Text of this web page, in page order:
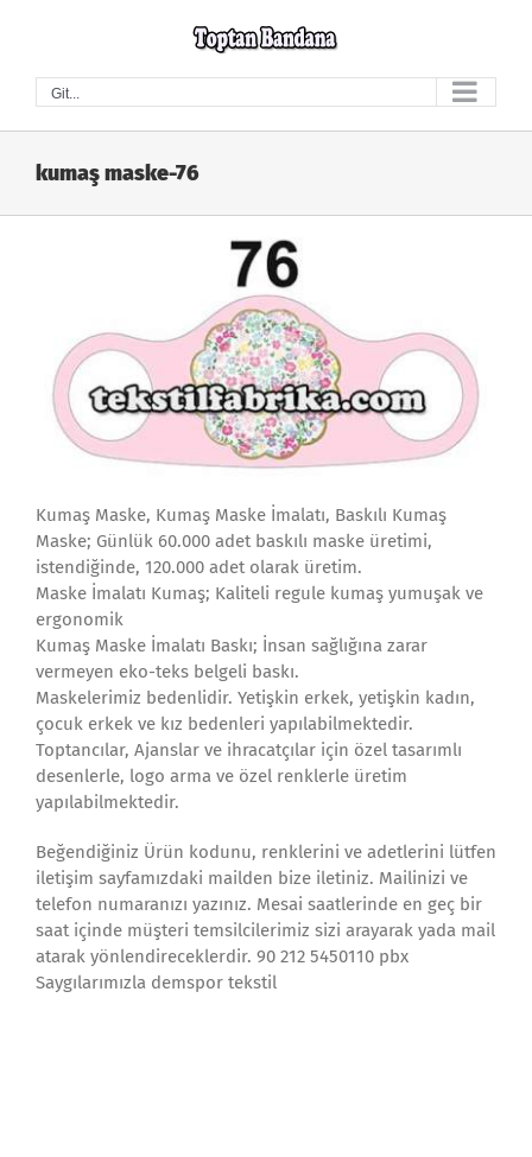
Git...
kumaş maske-76
Kumaş Maske, Kumaş Maske İmalatı, Baskılı Kumaş
Maske; Günlük 60.000 adet baskılı maske üretimi,
istendiğinde, 120.000 adet olarak üretim.
Maske İmalatı Kumaş; Kaliteli regule kumaş yumuşak ve
ergonomik
Kumaş Maske İmalatı Baskı; İnsan sağlığına zarar
vermeyen eko-teks belgeli baskı.
Maskelerimiz bedenlidir. Yetişkin erkek, yetişkin kadın,
çocuk erkek ve kız bedenleri yapılabilmektedir.
Toptancılar, Ajanslar ve ihracatçılar için özel tasarımlı
desenlerle, logo arma ve özel renklerle üretim
yapılabilmektedir.
Beğendiğiniz Ürün kodunu, renklerini ve adetlerini lütfen
iletişim sayfamızdaki mailden bize iletiniz. Mailinizi ve
telefon numaranızı yazınız. Mesai saatlerinde en geç bir
saat içinde müşteri temsilcilerimiz sizi arayarak yada mail
atarak yönlendireceklerdir. 90 212 5450110 pbx
Saygılarımızla demspor tekstil